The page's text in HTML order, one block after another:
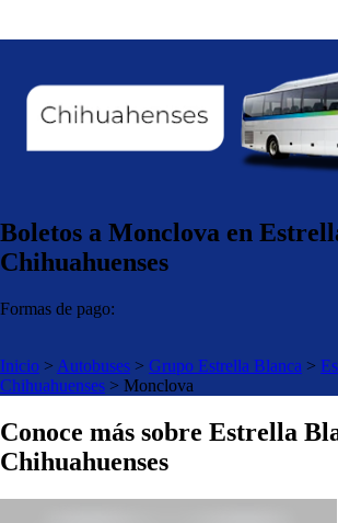
Boletos a Monclova en
Chihuahuenses
Formas de pago:
Inicio > Autobuses > Grupo Estrella Blanca >
Chihuahuenses > Monclova
Conoce más sobre Estrella
Chihuahuenses